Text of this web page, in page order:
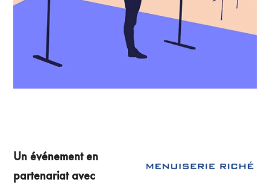
Un événement en
partenariat avec